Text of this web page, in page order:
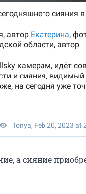
а сияние